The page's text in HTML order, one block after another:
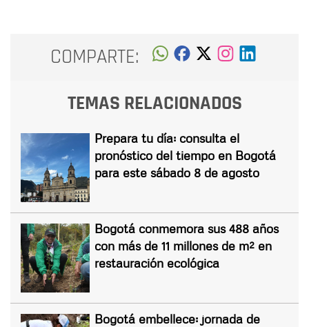
COMPARTE:
TEMAS RELACIONADOS
Prepara tu día: consulta el
pronóstico del tiempo en Bogotá
para este sábado 8 de agosto
Bogotá conmemora sus 488 años
con más de 11 millones de m² en
restauración ecológica
Bogotá embellece: jornada de